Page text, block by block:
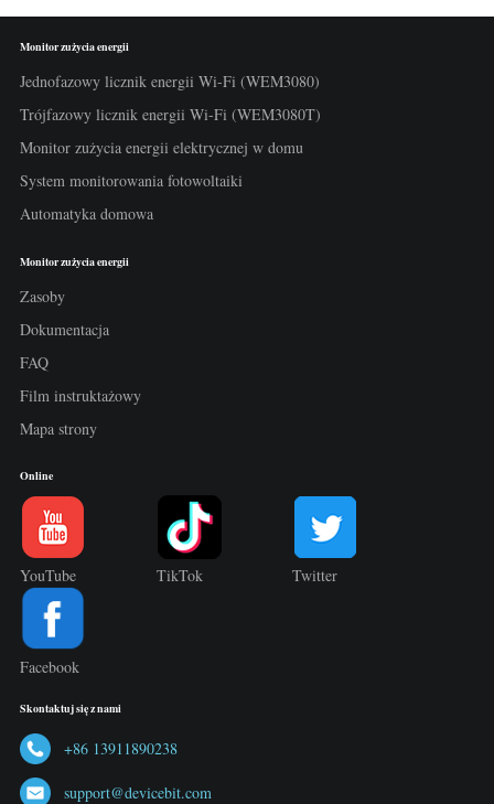
Monitor zużycia energii
Jednofazowy licznik energii Wi-Fi (WEM3080)
Trójfazowy licznik energii Wi-Fi (WEM3080T)
Monitor zużycia energii elektrycznej w domu
System monitorowania fotowoltaiki
Automatyka domowa
Monitor zużycia energii
Zasoby
Dokumentacja
FAQ
Film instruktażowy
Mapa strony
Online
YouTube TikTok Twitter
Facebook
Skontaktuj się z nami
+86 13911890238
support@devicebit.com